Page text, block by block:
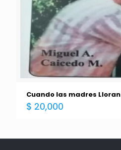
Cuando las madres Lloran
$ 20,000